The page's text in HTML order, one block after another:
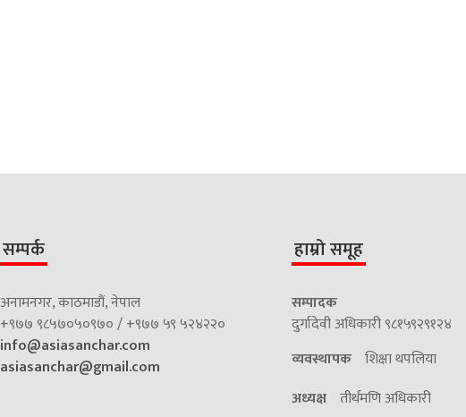
सम्पर्क
अनामनगर, काठमाडौं, नेपाल
+९७७ ९८५७०५०९७० / +९७७ ५९ ५२४२२०
info@asiasanchar.com
asiasanchar@gmail.com
हाम्रो समूह
सम्पादक
दुर्गादेवी अधिकारी ९८१५९२९१२४
व्यवस्थापक शिक्षा थपलिया
अध्यक्ष तीर्थमणि अधिकारी